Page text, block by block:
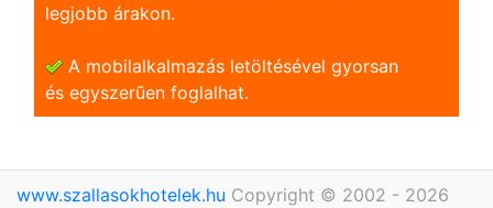
legjobb árakon.
A mobilalkalmazás letöltésével gyorsan
és egyszerũen foglalhat.
www.szallasokhotelek.hu Copyright © 2002 - 2026